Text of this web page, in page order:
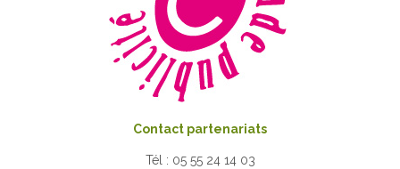
Contact partenariats
Tél : 05 55 24 14 03